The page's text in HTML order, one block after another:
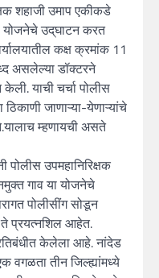
शहाजी उमाप एकीकडे
योजनेचे उद्‌घाटन करत
कक्ष क्रमांक 11
असलेल्या डॉक्टरने
याची चर्चा पोलीस
जाणाऱ्या-येणाऱ्यांचे
म्हणायची असते
पोलीस उपमहानिरिक्षक
गाव या योजनेचे
पोलीसींग सोडून
ते प्रयत्नशिल आहेत.
केलेला आहे. नांदेड
वगळता तीन जिल्ह्यांमध्ये